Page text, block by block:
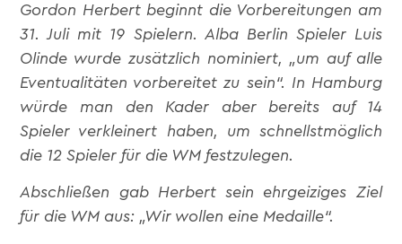
Gordon Herbert beginnt die Vorbereitungen am
31. Juli mit 19 Spielern. Alba Berlin Spieler Luis
Olinde wurde zusätzlich nominiert, „um auf alle
Eventualitäten vorbereitet zu sein“. In Hamburg
würde man den Kader aber bereits auf 14
Spieler verkleinert haben, um schnellstmöglich
die 12 Spieler für die WM festzulegen.
Abschließen gab Herbert sein ehrgeiziges Ziel
für die WM aus: „Wir wollen eine Medaille“.